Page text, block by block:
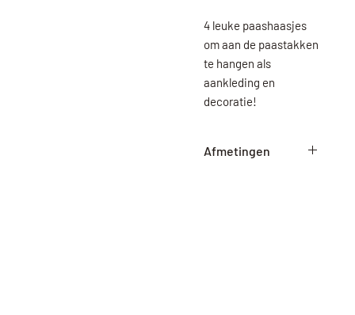
4 leuke paashaasjes
om aan de paastakken
te hangen als
aankleding en
decoratie!
Afmetingen